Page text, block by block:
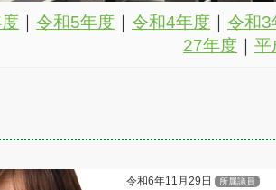
令和5年度 令和4年度 令和3
27年度
平
令和6年11月29日 所属議員